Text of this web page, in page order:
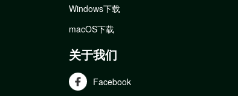
Windows下载
macOS下载
关于我们
Facebook